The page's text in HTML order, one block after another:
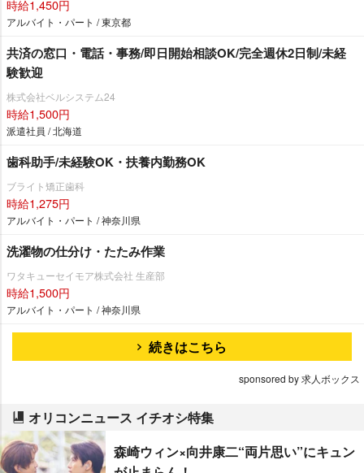
時給1,450円
アルバイト・パート / 東京都
共済の窓口・電話・事務/即日開始相談OK/完全週休2日制/未経
験歓迎
株式会社ベルシステム24
時給1,500円
派遣社員 / 北海道
歯科助手/未経験OK・扶養内勤務OK
ブライト矯正歯科
時給1,275円
アルバイト・パート / 神奈川県
洗濯物の仕分け・たたみ作業
ワタキューセイモア株式会社 生産部
時給1,500円
アルバイト・パート / 神奈川県
続きはこちら
sponsored by 求人ボックス
オリコンニュース イチオシ特集
森崎ウィン×向井康二“両片思い”にキュン